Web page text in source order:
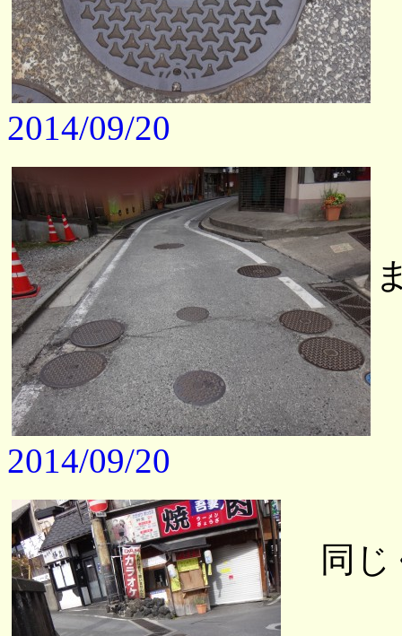
2014/09/20
2014/09/20
同じ